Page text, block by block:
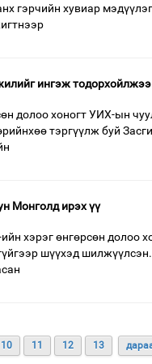
гэрчийн хувиар
ингэж тодорхойлжээ
долоо хоногт УИХ-ын
тэргүүлж буй
Монголд ирэх үү
хэрэг өнгөрсөн долоо
шүүхэд
10 11 12 13